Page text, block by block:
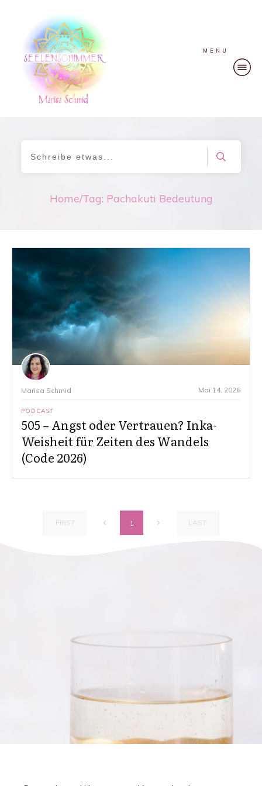
MENU
Home/Tag: Pachakuti Bedeutung
Marisa Schmid Mai 14, 2026
PODCAST
505 – Angst oder Vertrauen? Inka-
Weisheit für Zeiten des Wandels
(Code 2026)
FIRST 1 LAST